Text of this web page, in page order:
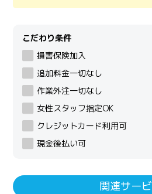
こだわり条件
損害保険加入
追加料金一切なし
作業外注一切なし
女性スタッフ指定OK
クレジットカード利用可
現金後払い可
関連サー